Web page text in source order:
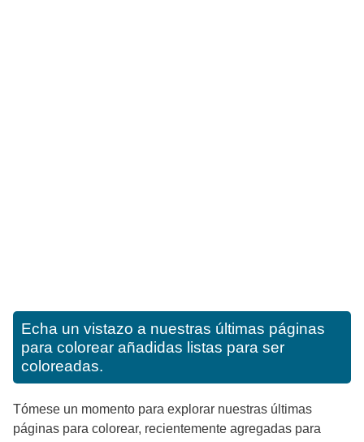
Echa un vistazo a nuestras últimas páginas
para colorear añadidas listas para ser
coloreadas.
Tómese un momento para explorar nuestras últimas
páginas para colorear, recientemente agregadas para